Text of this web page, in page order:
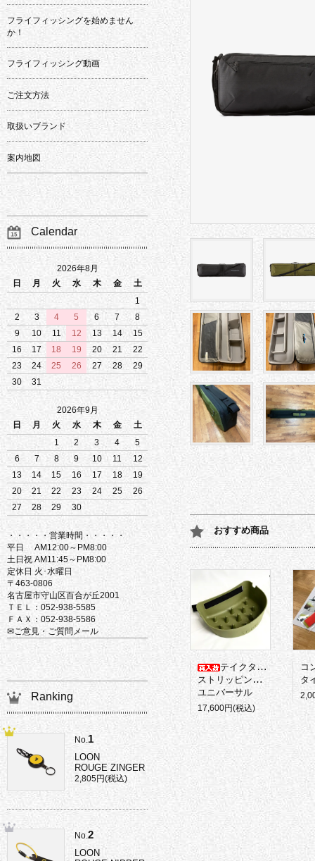
おすすめ商品
テイクタックル
ストリッピングバスケット
ユニバーサル
17,600円(税込)
コ
タ
フライフィッシングを始めません
か！
フライフィッシング動画
ご注文方法
取扱いブランド
案内地図
Calendar
2026年8月
日
月 火 水 木 金
土
1
2
3 4 5 6 7
8
9
10 11 12 13 14
15
16
17 18 19 20 21
22
23
24 25 26 27 28
29
30
31
2026年9月
日
月 火 水 木 金
土
1
2 3 4
5
6
7 8 9 10 11
12
13
14 15 16 17 18
19
20
21 22 23 24 25
26
27
28 29 30
・・・・・営業時間・・・・・
平日 AM12:00～PM8:00
土日祝 AM11:45～PM8:00
定休日 火･水曜日
〒463-0806
名古屋市守山区百合が丘2001
ＴＥＬ：052-938-5585
ＦＡＸ：052-938-5586
✉ご意見・ご質問メール
Ranking
No. 1
LOON
ROUGE ZINGER
2,805円(税込)
No. 2
LOON